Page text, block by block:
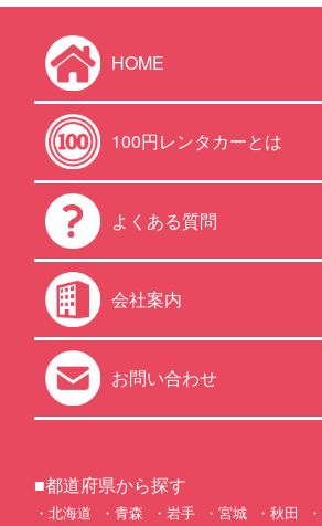
HOME
100円レンタカーとは
よくある質問
会社案内
お問い合わせ
■都道府県から探す
北海道 青森 岩手 宮城 秋田